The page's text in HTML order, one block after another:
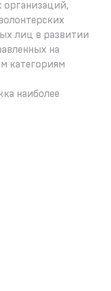
организаций,
лиц в развитии
на
категориям
наиболее